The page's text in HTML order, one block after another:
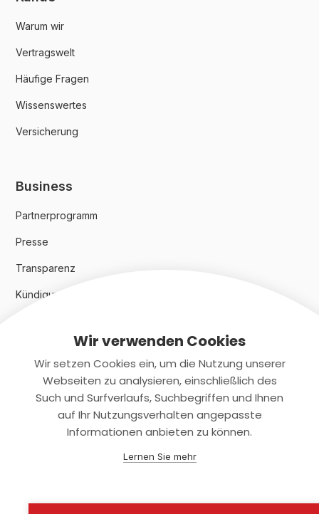
Warum wir
Vertragswelt
Häufige Fragen
Wissenswertes
Versicherung
Business
Partnerprogramm
Presse
Transparenz
Kündigungsindex 2024
Rechtliches
Datenschutz
Wir verwenden Cookies
Wir setzen Cookies ein, um die Nutzung unserer
Webseiten zu analysieren, einschließlich des
Such und Surfverlaufs, Suchbegriffen und Ihnen
auf Ihr Nutzungsverhalten angepasste
Informationen anbieten zu können.
Lernen Sie mehr